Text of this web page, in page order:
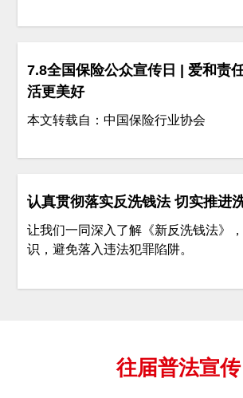
7.8全国保险公众宣传日 | 爱和责
活更美好
本文转载自：中国保险行业协会
认真贯彻落实反洗钱法 切实推进
让我们一同深入了解《新反洗钱法》
识，避免落入违法犯罪陷阱。
往届普法宣传